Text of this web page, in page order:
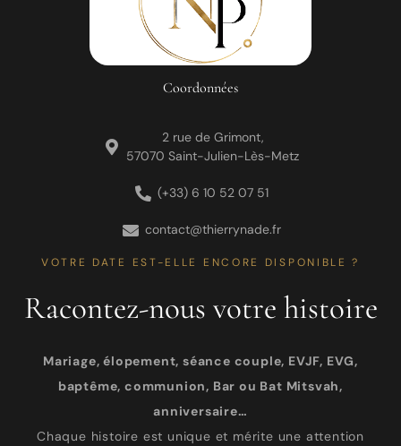
Coordonnées
2 rue de Grimont,
57070 Saint-Julien-Lès-Metz
(+33) 6 10 52 07 51
contact@thierrynade.fr
VOTRE DATE EST-ELLE ENCORE DISPONIBLE ?
Racontez-nous votre histoire
Mariage, élopement, séance couple, EVJF, EVG,
baptême, communion, Bar ou Bat Mitsvah,
anniversaire…
Chaque histoire est unique et mérite une attention